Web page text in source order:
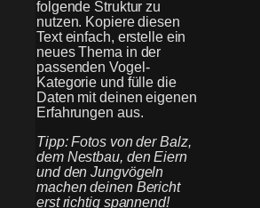
folgende Struktur zu
nutzen. Kopiere diesen
Text einfach, erstelle ein
neues Thema in der
passenden Vogel-
Kategorie und fülle die
Daten mit deinen eigenen
Erfahrungen aus.
Tipp: Fotos von der Balz,
dem Nestbau, den Eiern
und den Jungvögeln
machen deinen Bericht
erst richtig spannend!